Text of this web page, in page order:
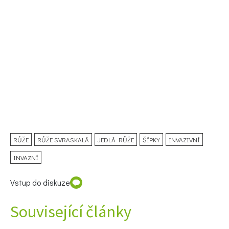
RŮŽE RŮŽE SVRASKALÁ JEDLÁ RŮŽE ŠÍPKY INVAZIVNÍ
INVAZNÍ
Vstup do diskuze
Související články